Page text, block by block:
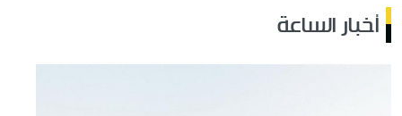
أخبار الساعة